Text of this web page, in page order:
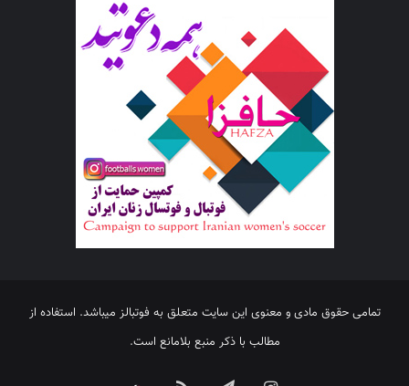
تمامی حقوق مادی و معنوی این سایت متعلق به فوتبالز میباشد. استفاده از
مطالب با ذکر منبع بلامانع است.